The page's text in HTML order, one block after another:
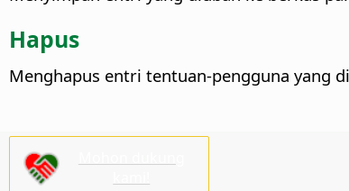
Hapus
Menghapus entri tentuan-pengguna yang